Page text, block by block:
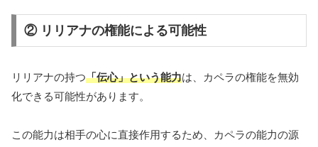
② リリアナの権能による可能性
リリアナの持つ「伝心」という能力は、カペラの権能を無効
化できる可能性があります。
この能力は相手の心に直接作用するため、カペラの能力の源